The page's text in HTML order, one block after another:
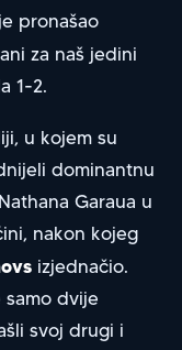
pronašao
za naš jedini
1-2.
u kojem su
dominantnu
Garaua u
nakon kojeg
izjednačio.
dvije
svoj drugi i